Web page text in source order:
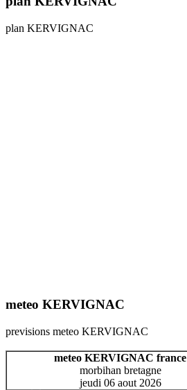
plan KERVIGNAC
meteo KERVIGNAC
previsions meteo KERVIGNAC
meteo KERVIGNAC france
morbihan bretagne
jeudi 06 aout 2026